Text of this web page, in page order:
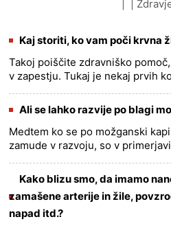
Kaj storiti, ko vam poči krvna
Takoj poiščite zdravniško
v zapestju. Tukaj je nekaj prvih
Uporabi......
more >>
Ali se lahko razvije po blagi
Medtem ko se po možganski
zamude v razvoju, so v
proce......
more >>
Kako blizu smo, da imamo
zamašene arterije in žile,
napad itd.?